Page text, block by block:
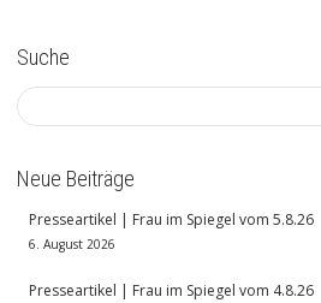
Suche
Neue Beiträge
Presseartikel | Frau im Spiegel vom 5.8.26
6. August 2026
Presseartikel | Frau im Spiegel vom 4.8.26